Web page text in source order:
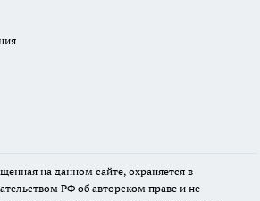
на данном сайте, охраняется в
РФ об авторском праве и не